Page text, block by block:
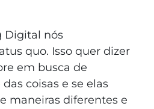
Digital nós
quo. Isso quer dizer
em busca de
coisas e se elas
maneiras diferentes e